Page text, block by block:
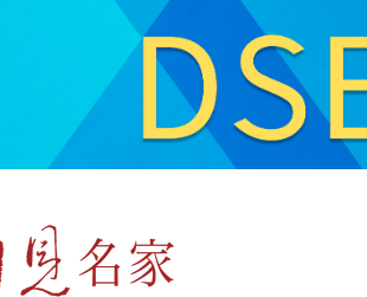
文化 財經 生活